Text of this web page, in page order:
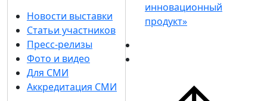
Новости выставки
Статьи участников
Пресс-релизы
Фото и видео
Для СМИ
Аккредитация СМИ
инновационный
продукт»